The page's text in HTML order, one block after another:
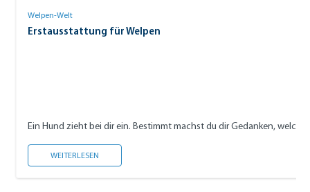
Welpen-Welt
Erstausstattung für Welpen
Ein Hund zieht bei dir ein. Bestimmt machst du dir Gedanken,
WEITERLESEN